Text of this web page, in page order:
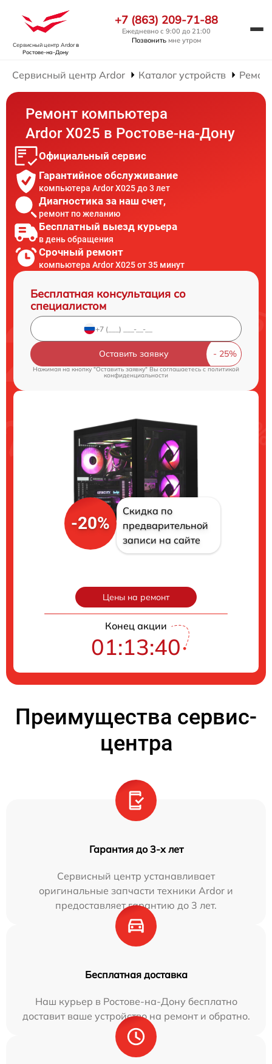
Сервисный центр Ardorв
Ростове-на-Дону
+7 (863) 209-71-88
Ежедневно с 9:00 до 21:00
Позвонить мне утром
Сервисный центр Ardor Каталог устройств
Ремонт компьютера
Ardor X025 в Ростове-на-Дону
Официальный сервис
Гарантийное обслуживание
компьютера Ardor X025 до 3 лет
Диагностика за наш счет,
ремонт по желанию
Бесплатный выезд курьера
в день обращения
Срочный ремонт
компьютера Ardor X025 от 35 минут
Бесплатная консультация со
специалистом
Оставить заявку
Нажимая на кнопку "Оставить заявку" Вы соглашаетесь cполитикой
конфиденциальности
-20%
Скидка по
предварительной
записи на сайте
Цены на ремонт
Конец акции
01:13:39
Преимущества сервис-
центра
Гарантия до 3-х лет
Сервисный центр устанавливает
оригинальные запчасти техники Ardor и
предоставляет гарантию до 3 лет.
Бесплатная доставка
Наш курьер в Ростове-на-Дону бесплатно
доставит ваше устройство на ремонт и обратно.